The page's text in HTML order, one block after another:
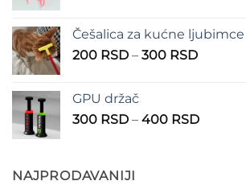
390 RSD
do
Češalica za kućne ljubimce
200 RSD – 300 RSDRaspon
do
GPU držač
300 RSD – 400 RSDRaspon
NAJPRODAVANIJI